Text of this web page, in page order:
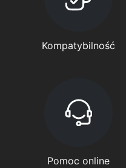
Kompatybilność
Pomoc online